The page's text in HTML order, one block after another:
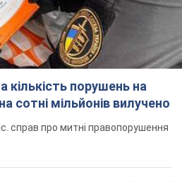
кількість порушень на
сотні мільйонів вилучено
справ про митні правопорушення